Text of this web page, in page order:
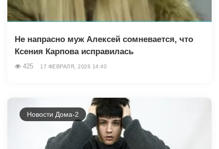
Не напрасно муж Алексей сомневается, что
Ксения Карпова исправилась
425 17 ФЕВРАЛЯ, 2026 14:40
Новости Дома-2